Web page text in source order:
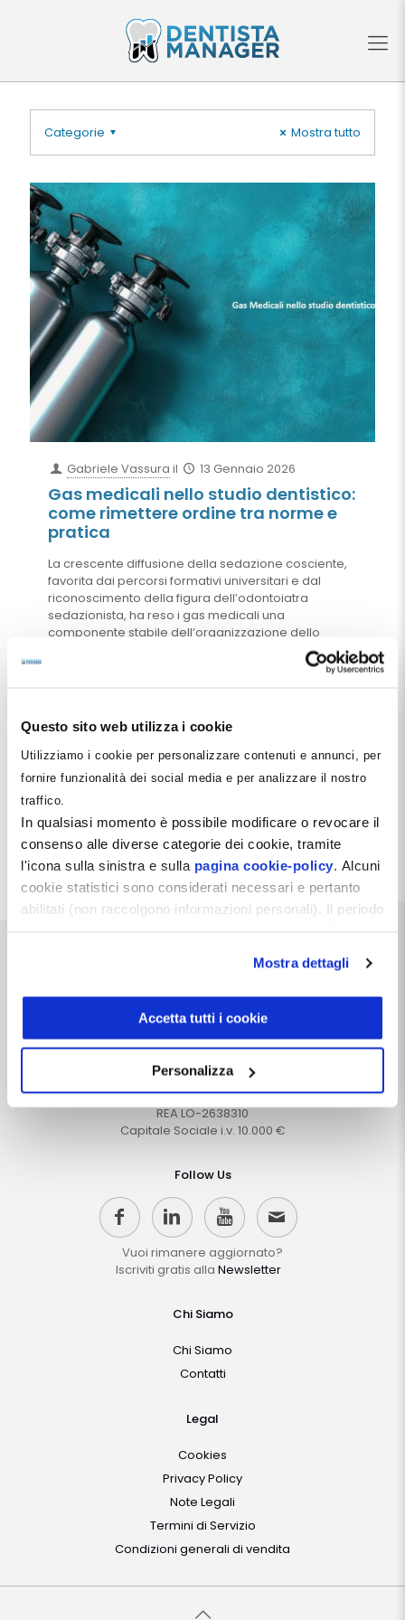
Questo sito web utilizza i cookie
Utilizziamo i cookie per personalizzare contenuti e annunci, per
fornire funzionalità dei social media e per analizzare il nostro
traffico.
In qualsiasi momento è possibile modificare o revocare il
consenso alle diverse categorie dei cookie, tramite
l'icona sulla sinistra e sulla pagina cookie-policy. Alcuni
cookie statistici sono considerati necessari e pertanto
abilitati (non raccolgono informazioni personali). Il periodo
indirizzo:dentistamanager.it/contatti-dentista-
Chiudendo questo banner tramite apposita X in alto a
Mostra dettagli
Accetta tutti i cookie
Personalizza
Categorie Mostra tutto
Gabriele Vassura il 13 Gennaio 2026
Gas medicali nello studio dentistico:
come rimettere ordine tra norme e
pratica
La crescente diffusione della sedazione cosciente,
favorita dai percorsi formativi universitari e dal
riconoscimento della figura dell’odontoiatra
sedazionista, ha reso i gas medicali una
componente stabile dell’organizzazione dello
studio dentistico. Tuttavia, l’evoluzione clinica non
sempre è stata accompagnata da un adeguato
gestione delle bombole. In questo articolo
facciamo ordine tra normativa AIFA, gestione dei
gas come medicinali, responsabilità organizzative,
formazione del personale e scelta del fornitore,
offrendo una lettura pratica e manageriale per
strutturare un processo conforme, sicuro e
sostenibile.
Leggi tutto
Dentista Manager S.r.l.
Via Dante, 2
Zelo Buon Persico (LO)
P.IVA 12066550968
REA LO-2638310
Capitale Sociale i.v. 10.000 €
Follow Us
Vuoi rimanere aggiornato?
Iscriviti gratis alla Newsletter
Chi Siamo
Chi Siamo
Contatti
Legal
Cookies
Privacy Policy
Note Legali
Termini di Servizio
Condizioni generali di vendita